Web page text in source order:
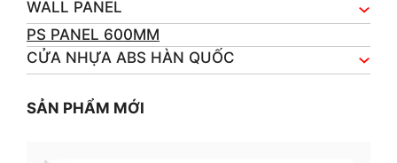
WALL PANEL
PS PANEL 600MM
CỬA NHỰA ABS HÀN QUỐC
SẢN PHẨM MỚI